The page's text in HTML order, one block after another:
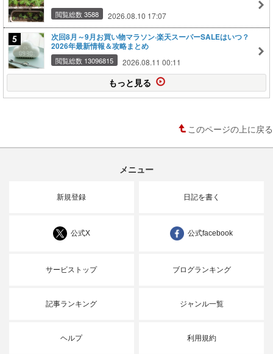
閲覧総数 3588 2026.08.10 17:07
次回8月～9月お買い物マラソン·楽天スーパーSALEはいつ？
2026年最新情報＆攻略まとめ
閲覧総数 13096815 2026.08.11 00:11
もっと見る
このページの上に戻る
メニュー
新規登録 日記を書く
公式X 公式facebook
サービストップ ブログランキング
記事ランキング ジャンル一覧
ヘルプ 利用規約